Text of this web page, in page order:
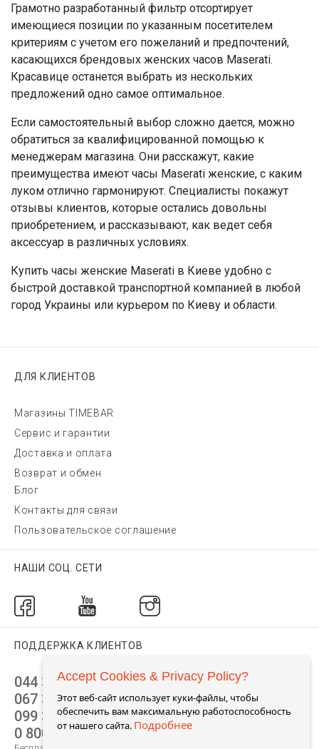
Грамотно разработанный фильтр отсортирует
имеющиеся позиции по указанным посетителем
критериям с учетом его пожеланий и предпочтений,
касающихся брендовых женских часов Maserati.
Красавице останется выбрать из нескольких
предложений одно самое оптимальное.
Если самостоятельный выбор сложно дается, можно
обратиться за квалифицированной помощью к
менеджерам магазина. Они расскажут, какие
преимущества имеют часы Maserati женские, с каким
луком отлично гармонируют. Специалисты покажут
отзывы клиентов, которые остались довольны
приобретением, и рассказывают, как ведет себя
аксессуар в различных условиях.
Купить часы женские Maserati в Киеве удобно с
быстрой доставкой транспортной компанией в любой
город Украины или курьером по Киеву и области.
ДЛЯ КЛИЕНТОВ
Магазины TIMEBAR
Сервис и гарантии
Доставка и оплата
Возврат и обмен
Блог
Контакты для связи
Пользовательское соглашение
НАШИ СОЦ. СЕТИ
ПОДДЕРЖКА КЛИЕНТОВ
044 392 44 45
067 344 14 44 (viber)
099 399 23 80
0 800 305 805
Accept Cookies & Privacy Policy?
Этот веб-сайт использует куки-файлы, чтобы
обеспечить вам максимальную работоспособность
от нашего сайта. Подробнее